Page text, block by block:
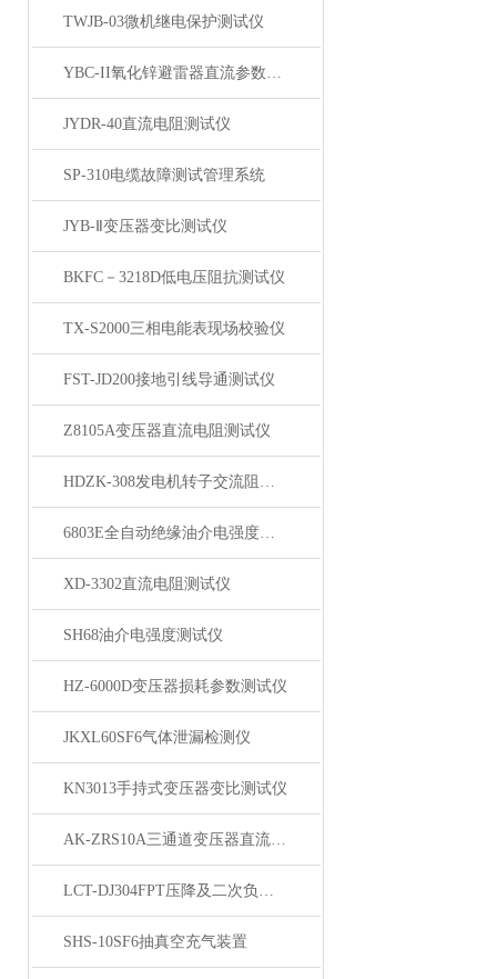
TWJB-03微机继电保护测试仪
YBC-II氧化锌避雷器直流参数测试仪
JYDR-40直流电阻测试仪
SP-310电缆故障测试管理系统
JYB-Ⅱ变压器变比测试仪
BKFC－3218D低电压阻抗测试仪
TX-S2000三相电能表现场校验仪
FST-JD200接地引线导通测试仪
Z8105A变压器直流电阻测试仪
HDZK-308发电机转子交流阻抗测试仪
6803E全自动绝缘油介电强度测试仪
XD-3302直流电阻测试仪
SH68油介电强度测试仪
HZ-6000D变压器损耗参数测试仪
JKXL60SF6气体泄漏检测仪
KN3013手持式变压器变比测试仪
AK-ZRS10A三通道变压器直流电阻测试仪
LCT-DJ304FPT压降及二次负荷测试仪
SHS-10SF6抽真空充气装置